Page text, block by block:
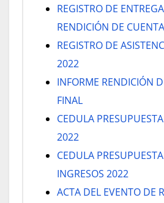
REGISTRO DE
RENDICIÓN DE
REGISTRO DE
2022
INFORME RENDICIÓN
FINAL
CEDULA
2022
CEDULA
INGRESOS 2022
ACTA DEL EVENTO DE